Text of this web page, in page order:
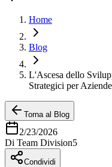
Home
Blog
L'Ascesa dello
Strategici per
Torna al Blog
2/23/2026
Di Team Division5
Condividi